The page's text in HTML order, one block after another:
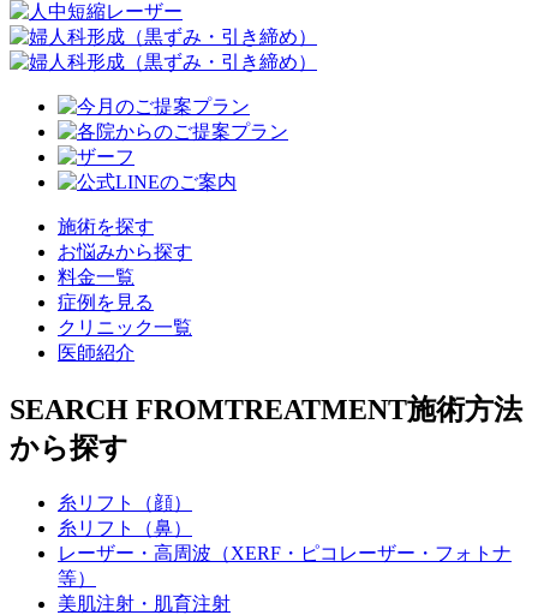
施術を探す
お悩みから探す
料金一覧
症例を見る
クリニック一覧
医師紹介
SEARCH FROMTREATMENT施術方法
から探す
糸リフト（顔）
糸リフト（鼻）
レーザー・高周波 （XERF・ピコレーザー・フォトナ
等）
美肌注射・肌育注射